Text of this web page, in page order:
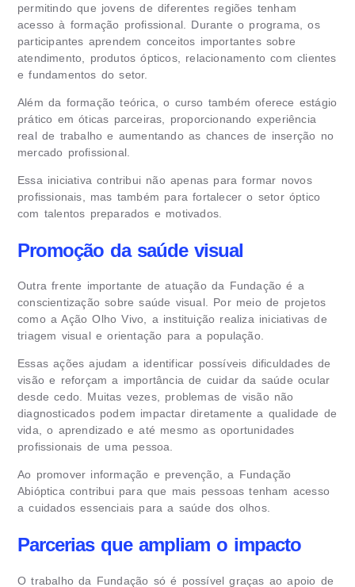
permitindo que jovens de diferentes regiões tenham
acesso à formação profissional. Durante o programa, os
participantes aprendem conceitos importantes sobre
atendimento, produtos ópticos, relacionamento com clientes
e fundamentos do setor.
Além da formação teórica, o curso também oferece estágio
prático em óticas parceiras, proporcionando experiência
real de trabalho e aumentando as chances de inserção no
mercado profissional.
Essa iniciativa contribui não apenas para formar novos
profissionais, mas também para fortalecer o setor óptico
com talentos preparados e motivados.
Promoção da saúde visual
Outra frente importante de atuação da Fundação é a
conscientização sobre saúde visual. Por meio de projetos
como a Ação Olho Vivo, a instituição realiza iniciativas de
triagem visual e orientação para a população.
Essas ações ajudam a identificar possíveis dificuldades de
visão e reforçam a importância de cuidar da saúde ocular
desde cedo. Muitas vezes, problemas de visão não
diagnosticados podem impactar diretamente a qualidade de
vida, o aprendizado e até mesmo as oportunidades
profissionais de uma pessoa.
Ao promover informação e prevenção, a Fundação
Abióptica contribui para que mais pessoas tenham acesso
a cuidados essenciais para a saúde dos olhos.
Parcerias que ampliam o impacto
O trabalho da Fundação só é possível graças ao apoio de